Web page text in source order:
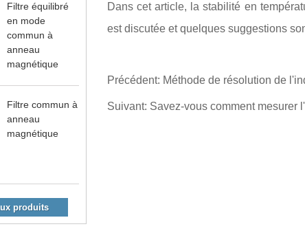
Filtre équilibré
en mode
commun à
anneau
magnétique
Filtre commun à
anneau
magnétique
produits
Dans cet article, la stabilité en
est discutée et quelques suggestions
Précédent: Méthode de résolution de
Suivant: Savez-vous comment mesurer